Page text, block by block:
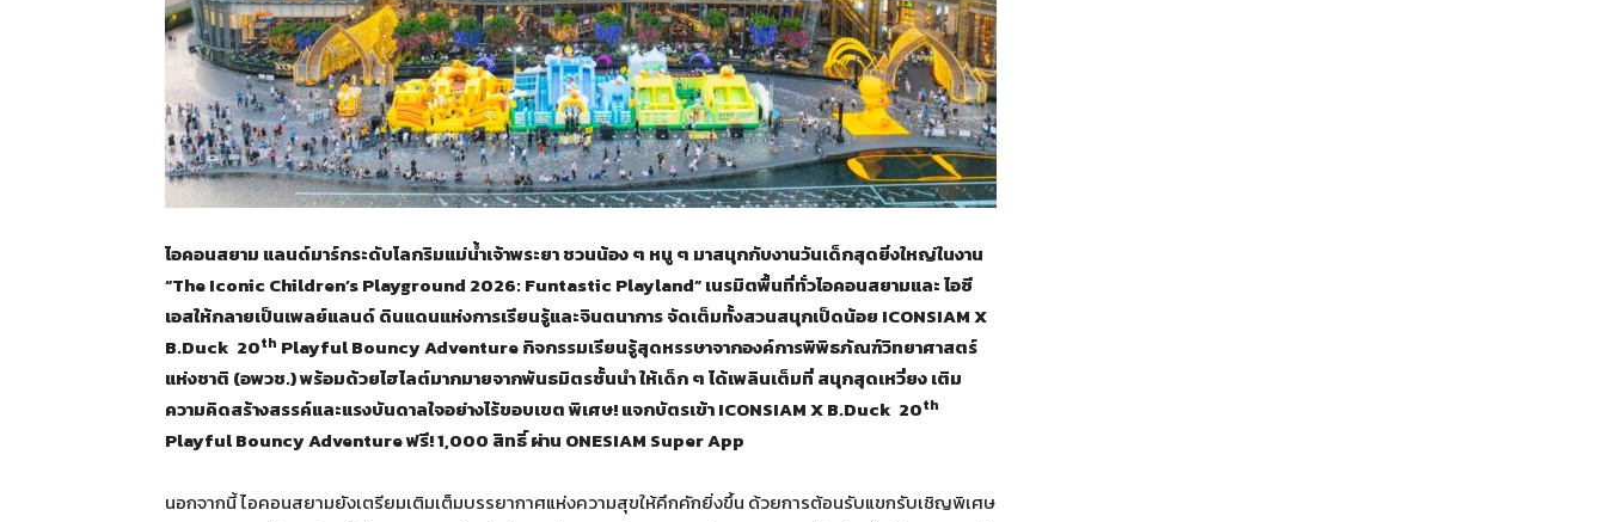
ไอคอนสยาม แลนด์มาร์กระดับโลกริมแม่น้ำเจ้าพระยา ชวนน้อง ๆ หนู ๆ มาสนุกกับงานวันเด็กสุดยิ่งใหญ่ในงาน
“The Iconic Children’s Playground 2026: Funtastic Playland” เนรมิตพื้นที่ทั่วไอคอนสยามและ ไอซี
เอสให้กลายเป็นเพลย์แลนด์ ดินแดนแห่งการเรียนรู้และจินตนาการ จัดเต็มทั้งสวนสนุกเป็ดน้อย ICONSIAM X
B.Duck 20th Playful Bouncy Adventure กิจกรรมเรียนรู้สุดหรรษาจากองค์การพิพิธภัณฑ์วิทยาศาสตร์
แห่งชาติ (อพวช.) พร้อมด้วยไฮไลต์มากมายจากพันธมิตรชั้นนำ ให้เด็ก ๆ ได้เพลินเต็มที่ สนุกสุดเหวี่ยง เติม
ความคิดสร้างสรรค์และแรงบันดาลใจอย่างไร้ขอบเขต พิเศษ! แจกบัตรเข้า ICONSIAM X B.Duck 20th
Playful Bouncy Adventure ฟรี! 1,000 สิทธิ์ ผ่าน ONESIAM Super App
นอกจากนี้ ไอคอนสยามยังเตรียมเติมเต็มบรรยากาศแห่งความสุขให้คึกคักยิ่งขึ้น ด้วยการต้อนรับแขกรับเชิญพิเศษ